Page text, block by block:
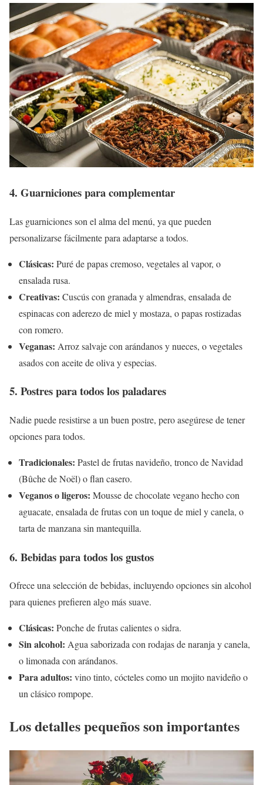
4. Guarniciones para complementar
Las guarniciones son el alma del menú, ya que pueden
personalizarse fácilmente para adaptarse a todos.
Clásicas: Puré de papas cremoso, vegetales al vapor, o
ensalada rusa.
Creativas: Cuscús con granada y almendras, ensalada de
espinacas con aderezo de miel y mostaza, o papas rostizadas
con romero.
Veganas: Arroz salvaje con arándanos y nueces, o vegetales
asados ​​con aceite de oliva y especias.
5. Postres para todos los paladares
Nadie puede resistirse a un buen postre, pero asegúrese de tener
opciones para todos.
Tradicionales: Pastel de frutas navideño, tronco de Navidad
(Bûche de Noël) o flan casero.
Veganos o ligeros: Mousse de chocolate vegano hecho con
aguacate, ensalada de frutas con un toque de miel y canela, o
tarta de manzana sin mantequilla.
6. Bebidas para todos los gustos
Ofrece una selección de bebidas, incluyendo opciones sin alcohol
para quienes prefieren algo más suave.
Clásicas: Ponche de frutas calientes o sidra.
Sin alcohol: Agua saborizada con rodajas de naranja y canela,
o limonada con arándanos.
Para adultos: vino tinto, cócteles como un mojito navideño o
un clásico rompope.
Los detalles pequeños son importantes